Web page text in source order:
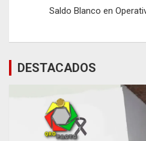
Saldo Blanco en
DESTACADOS